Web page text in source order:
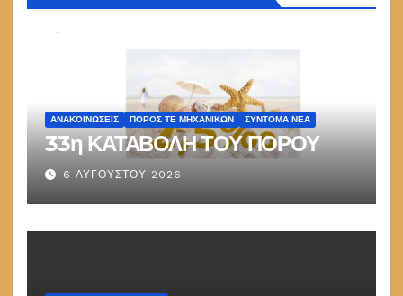
ΑΝΑΚΟΙΝΏΣΕΙΣ ΠΌΡΟΣ ΤΕ ΜΗΧΑΝΙΚΏΝ ΣΎΝΤΟΜΑ ΝΈΑ
33η ΚΑΤΑΒΟΛΗ ΤΟΥ ΠΟΡΟΥ
6 ΑΥΓΟΎΣΤΟΥ 2026